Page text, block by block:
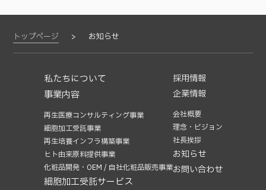
2024年2月
(1)
2023年12月(2)
2022年12月(1)
2022年5月(1)
2021年5月(1)
2021年4月(1)
2020年12月(1)
2020年11月(2)
2019年2月(1)
トップページ お知らせ
私たちについて
事業内容
再生医療コンサルティング事業
細胞加工受託事業
再生培養インフラ構築事業
ヒト由来原料提供事業
化粧品開発・OEM / 自社化粧品販売事業
細胞加工受託サービス
採用情報
企業情報
会社概要
理念・ビジョン
社長挨拶
お知らせ
お問い合わせ